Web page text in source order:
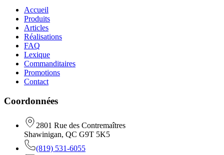
Accueil
Produits
Articles
Réalisations
FAQ
Lexique
Commanditaires
Promotions
Contact
Coordonnées
2801 Rue des Contremaîtres
Shawinigan, QC G9T 5K5
(819) 531-6055